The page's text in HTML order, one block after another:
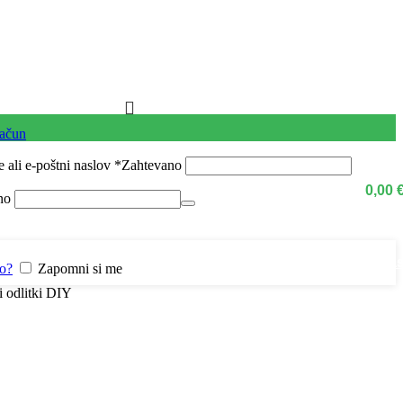
ali e-poštni naslov *Zahtevano
Zapomni si me
0,00
odlitki DIY